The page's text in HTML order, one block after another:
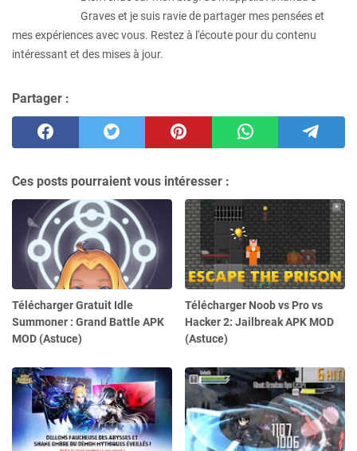
Graves et je suis ravie de partager mes pensées et
mes expériences avec vous. Restez à l'écoute pour du contenu
intéressant et des mises à jour.
Partager :
Ces posts pourraient vous intéresser :
Télécharger Gratuit Idle
Summoner : Grand Battle APK
MOD (Astuce)
Télécharger Noob vs Pro vs
Hacker 2: Jailbreak APK MOD
(Astuce)